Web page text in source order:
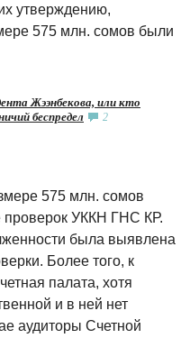
утверждению,
575 млн. сомов были
Жээнбекова, или кто
беспредел
2
575 млн. сомов
проверок УККН ГНС КР.
была выявлена
Более того, к
палата, хотя
и в ней нет
аудиторы Счетной